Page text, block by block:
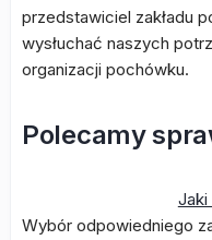
przedstawiciel zakładu
wysłuchać naszych
organizacji pochówku.
Polecamy
Jaki
Wybór odpowiedniego